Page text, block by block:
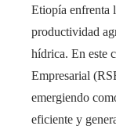
Etiopía enfrenta
productividad
hídrica. En este
Empresarial
emergiendo
eficiente y